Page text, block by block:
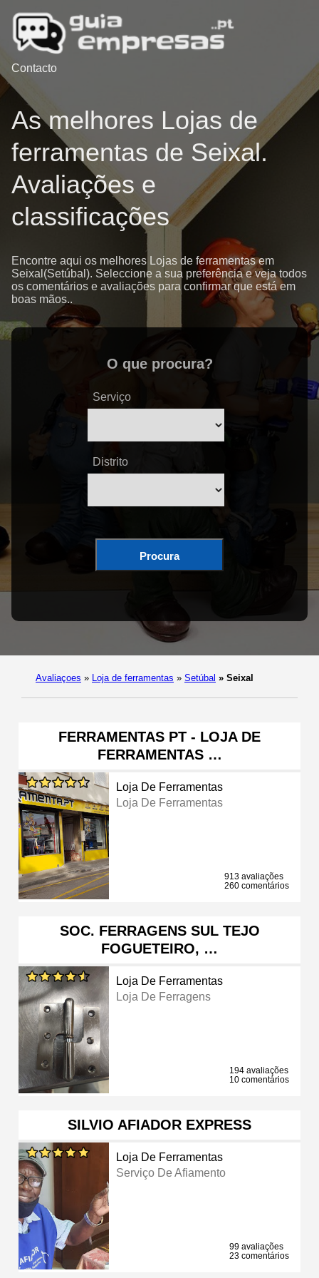
Contacto
As melhores Lojas de
ferramentas de Seixal.
Avaliações e
classificações
Encontre aqui os melhores Lojas de ferramentas em
Seixal(Setúbal). Seleccione a sua preferência e veja todos
os comentários e avaliações para confirmar que está em
boas mãos..
O que procura?
Serviço
Distrito
Procura
Avaliaçoes » Loja de ferramentas » Setúbal » Seixal
FERRAMENTAS PT - LOJA DE
FERRAMENTAS …
Loja De Ferramentas
Loja De Ferramentas
913 avaliações
260 comentários
SOC. FERRAGENS SUL TEJO
FOGUETEIRO, …
Loja De Ferramentas
Loja De Ferragens
194 avaliações
10 comentários
SILVIO AFIADOR EXPRESS
Loja De Ferramentas
Serviço De Afiamento
99 avaliações
23 comentários